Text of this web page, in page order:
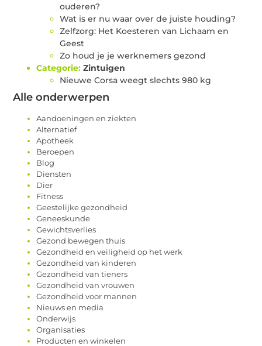
ouderen?
Wat is er nu waar over de juiste houding?
Zelfzorg: Het Koesteren van Lichaam en
Geest
Zo houd je je werknemers gezond
Categorie: Zintuigen
Nieuwe Corsa weegt slechts 980 kg
Alle onderwerpen
Aandoeningen en ziekten
Alternatief
Apotheek
Beroepen
Blog
Diensten
Dier
Fitness
Geestelijke gezondheid
Geneeskunde
Gewichtsverlies
Gezond bewegen thuis
Gezondheid en veiligheid op het werk
Gezondheid van kinderen
Gezondheid van tieners
Gezondheid van vrouwen
Gezondheid voor mannen
Nieuws en media
Onderwijs
Organisaties
Producten en winkelen